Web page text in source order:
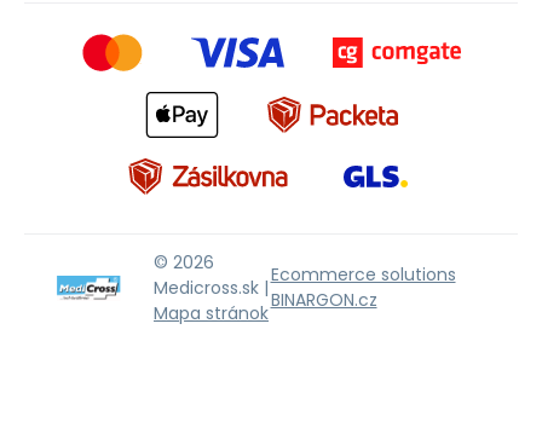
© 2026
Medicross.sk |
Mapa stránok
Ecommerce solutions
BINARGON.cz